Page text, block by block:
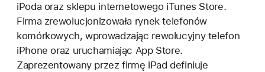
iPoda oraz sklepu internetowego iTunes Store.
Firma zrewolucjonizowała rynek telefonów
komórkowych, wprowadzając rewolucyjny telefon
iPhone oraz uruchamiając App Store.
Zaprezentowany przez firmę iPad definiuje